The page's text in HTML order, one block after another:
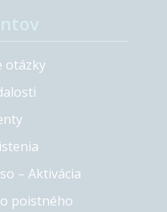
otázky
– Aktivácia
poistného